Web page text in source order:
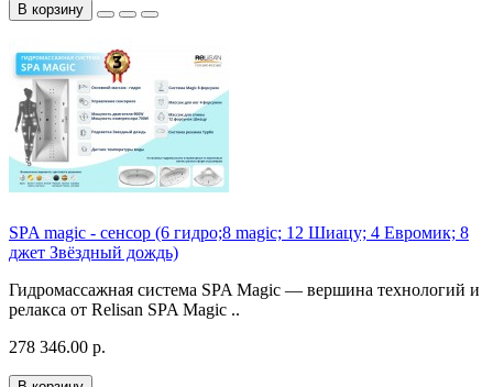
В корзину
SPA magic - сенсор (6 гидро;8 magic; 12 Шиацу; 4 Евромик; 8
джет Звёздный дождь)
Гидромассажная система SPA Magic — вершина технологий и
релакса от Relisan SPA Magic ..
278 346.00 р.